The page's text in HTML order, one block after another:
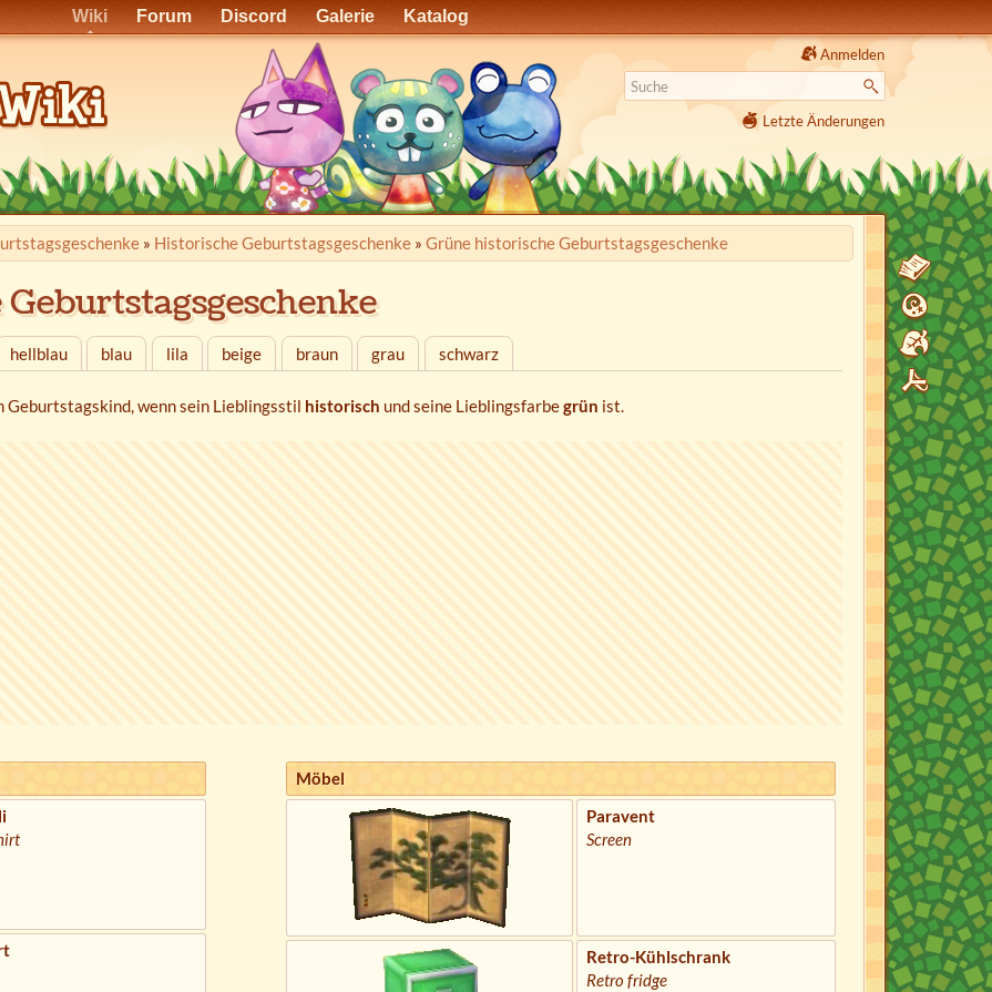
Wiki Forum Discord Galerie Katalog
Anmelden
Letzte Änderungen
» Historische Geburtstagsgeschenke» Grüne historische Geburtstagsgeschenke
hellblau blau lila beige braun grau schwarz
wenn sein Lieblingsstil historisch und seine Lieblingsfarbegrün ist.
Möbel
Paravent
Screen
Retro-Kühlschrank
Retro fridge